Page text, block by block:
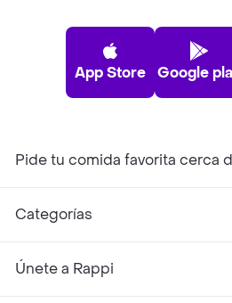
App Store Google
Pide tu comida favorita cerca
Categorías
Únete a Rappi